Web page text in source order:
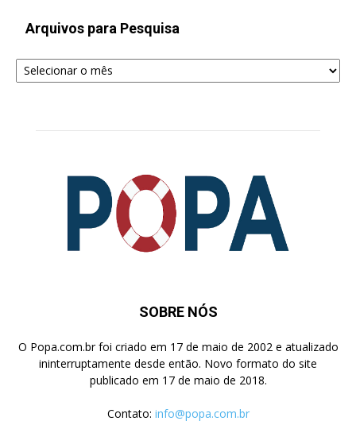
Arquivos para Pesquisa
Arquivos
para
SOBRE NÓS
O Popa.com.br foi criado em 17 de maio de 2002 e atualizado
ininterruptamente desde então. Novo formato do site
publicado em 17 de maio de 2018.
Contato: info@popa.com.br